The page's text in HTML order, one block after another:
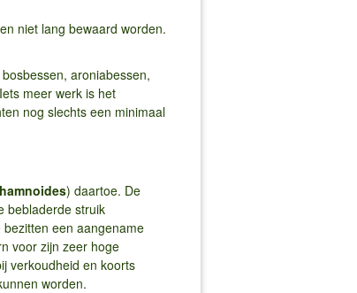
niet lang bewaard worden.
aroniabessen,
meer werk is het
nog slechts een minimaal
) daartoe. De
bebladerde struik
een aangename
voor zijn zeer hoge
verkoudheid en koorts
worden.